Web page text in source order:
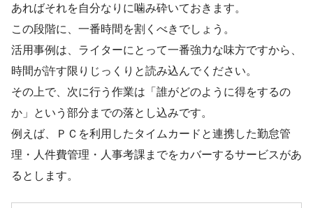
あればそれを自分なりに噛み砕いておきます。
この段階に、一番時間を割くべきでしょう。
活用事例は、ライターにとって一番強力な味方ですから、
時間が許す限りじっくりと読み込んでください。
その上で、次に行う作業は「誰がどのように得をするの
か」という部分までの落とし込みです。
例えば、ＰＣを利用したタイムカードと連携した勤怠管
理・人件費管理・人事考課までをカバーするサービスがあ
るとします。